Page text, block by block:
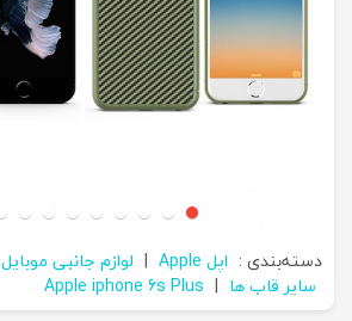
دسته‌بندی : اپل Apple | لوازم جانبی موبایل
سایر قاب ها |
Apple iphone 6s Plus